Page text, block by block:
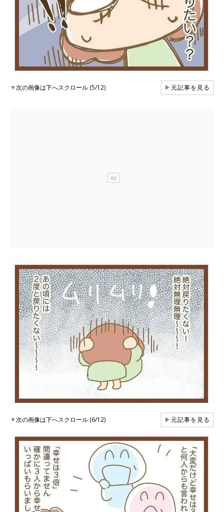
▼次の画像は下へスクロール (5/12) ▶元記事を見る
▼次の画像は下へスクロール (6/12) ▶元記事を見る